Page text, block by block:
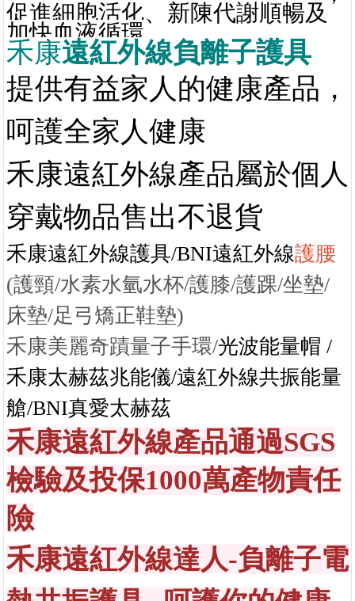
提供有益家人的健康產品，
呵護全家人健康
禾康遠紅外線產品屬於個 人
穿戴物品售出不退貨
禾康遠紅外線護具/BNI遠紅外線 護腰
(護頸/水素水氫水杯/護膝/護踝/坐
床墊/足弓矯正鞋墊)
禾康美麗奇蹟量子手環/光波能量帽 /
禾康太赫茲兆能儀/遠紅外線共振能量
艙/BNI真愛太赫茲
禾康遠紅外線產品通過SGS
檢驗及投保1000萬產物責任
險
禾康遠紅外線達人-負離子電
熱共振護具--呵護你的健康